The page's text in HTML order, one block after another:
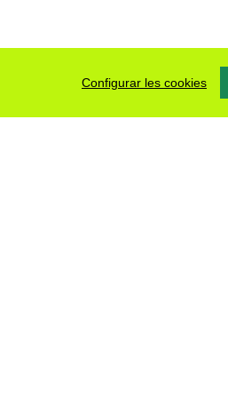
Configurar les cookies